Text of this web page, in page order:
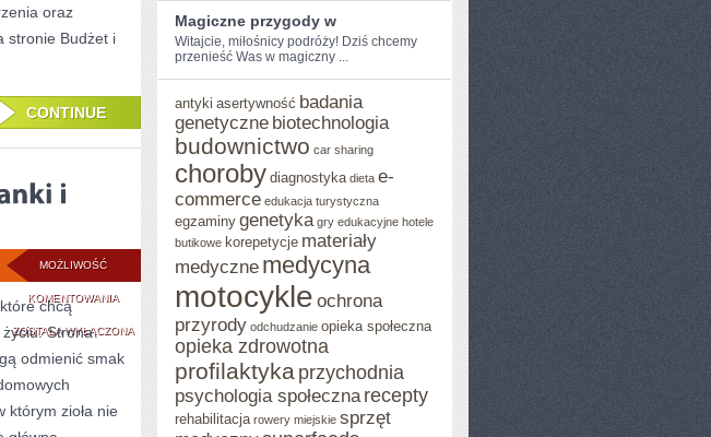
oraz
stronie Budżet i
CONTINUE
MOŻLIWOŚĆ
KOMENTOWANIADIY
–
DOMOWE
MIESZANKI
ZOSTAŁA WYŁĄCZONA
chcą
życiu. Strona
odmienić smak
którym zioła nie
Magiczne przygody w
Witajcie, miłośnicy ​podróży! Dziś chcemy⁢
przenieść Was w magiczny ...
antyki asertywność badania
genetyczne biotechnologia
budownictwo car sharing
choroby diagnostyka dieta e-
commerce edukacja turystyczna
egzaminy genetyka gry edukacyjne hotele
butikowe korepetycje materiały
medyczne medycyna
motocykle ochrona
przyrody odchudzanie opieka społeczna
opieka zdrowotna
profilaktyka przychodnia
psychologia społeczna recepty
rehabilitacja rowery miejskie sprzęt